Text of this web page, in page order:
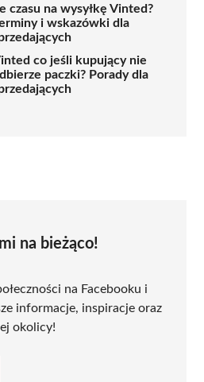
czasu na wysyłkę Vinted?
i wskazówki dla
co jeśli kupujący nie
paczki? Porady dla
na bieżąco!
na Facebooku i
informacje, inspiracje oraz
okolicy!